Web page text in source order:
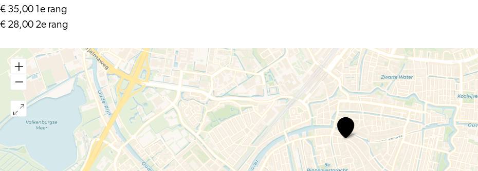
€ 35,00 1e rang
€ 28,00 2e rang
Child
Destiny
–
The
Dutch